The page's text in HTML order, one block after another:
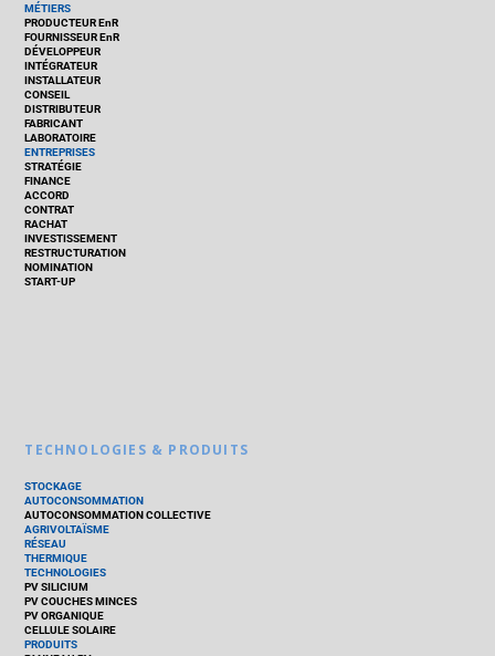
MÉTIERS
PRODUCTEUR EnR
FOURNISSEUR EnR
DÉVELOPPEUR
INTÉGRATEUR
INSTALLATEUR
CONSEIL
DISTRIBUTEUR
FABRICANT
LABORATOIRE
ENTREPRISES
STRATÉGIE
FINANCE
ACCORD
CONTRAT
RACHAT
INVESTISSEMENT
RESTRUCTURATION
NOMINATION
START-UP
TECHNOLOGIES & PRODUITS
STOCKAGE
AUTOCONSOMMATION
AUTOCONSOMMATION COLLECTIVE
AGRIVOLTAÏSME
RÉSEAU
THERMIQUE
TECHNOLOGIES
PV SILICIUM
PV COUCHES MINCES
PV ORGANIQUE
CELLULE SOLAIRE
PRODUITS